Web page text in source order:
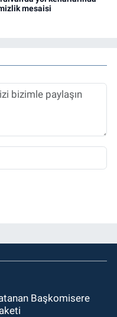
mesaisi
Başkomisere